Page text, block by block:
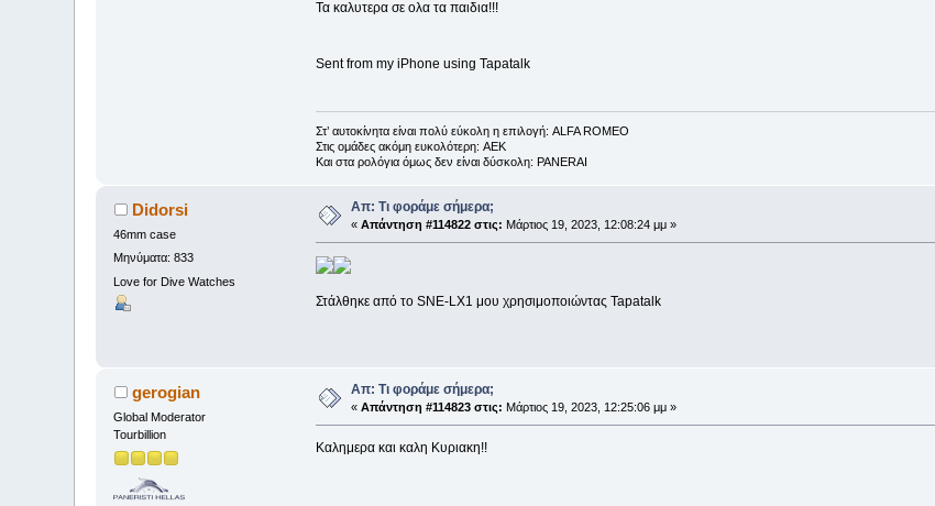
Τα καλυτερα σε ολα τα παιδια!!!
Sent from my iPhone using Tapatalk
Στ’ αυτοκίνητα είναι πολύ εύκολη η επιλογή: ALFA ROMEO
Στις ομάδες ακόμη ευκολότερη: AEK
Kαι στα ρολόγια όμως δεν είναι δύσκολη: PANERAI
Didorsi
46mm case
Μηνύματα: 833
Love for Dive Watches
Απ: Τι φοράμε σήμερα;
«Απάντηση #114822 στις: Μάρτιος 19, 2023, 12:08:24 μμ »
Στάλθηκε από το SNE-LX1 μου χρησιμοποιώντας Tapatalk
gerogian
Global Moderator
Tourbillion
Απ: Τι φοράμε σήμερα;
«Απάντηση #114823 στις: Μάρτιος 19, 2023, 12:25:06 μμ »
Καλημερα και καλη Κυριακη!!